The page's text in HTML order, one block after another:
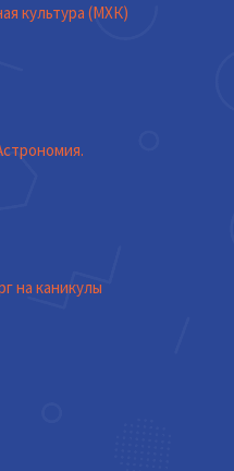
культура (МХК)
на каникулы